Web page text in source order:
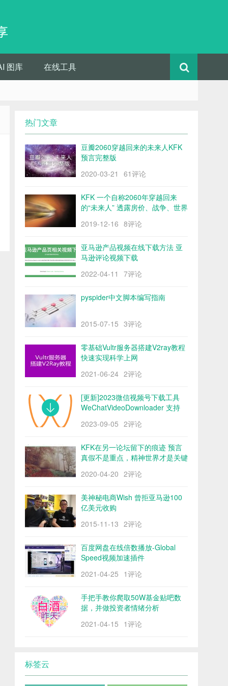
图库 在线工具
热门文章
豆瓣2060穿越回来的未来人KFK
预言完整版
2020-03-21
61评论
KFK 一个自称2060年穿越回来
的“未来人” 透露房价、战争、世界
2019-12-16 8评论
亚马逊产品视频在线下载方法 亚
马逊评论视频下载
2022-04-11
7评论
pyspider中文脚本编写指南
2015-07-15 3评论
零基础Vultr服务器搭建V2ray教程
快速实现科学上网
2021-06-24 2评论
[更新]2023微信视频号下载工具
WeChatVideoDownloader 支持
2023-09-05 2评论
KFK在另一论坛留下的痕迹 预言
真假不是重点，精神世界才是关键
2020-04-20 2评论
美神秘电商Wish 曾拒亚马逊100
亿美元收购
2015-11-13 2评论
百度网盘在线倍数播放-Global
Speed视频加速插件
2021-04-25 1评论
手把手教你爬取50W基金贴吧数
据，并做投资者情绪分析
2021-04-15 1评论
标签云